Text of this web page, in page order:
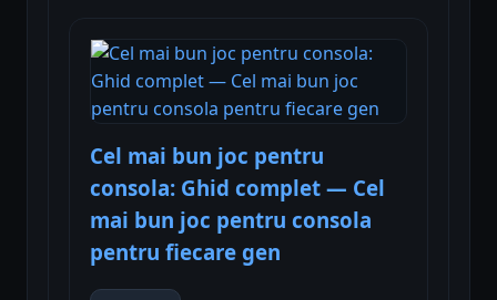
Cel mai bun joc pentru
consola: Ghid complet — Cel
mai bun joc pentru consola
pentru fiecare gen